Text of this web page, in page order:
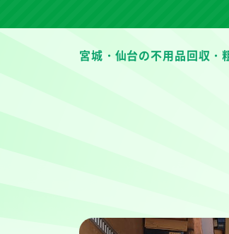
宮城・仙台の不用品回収・